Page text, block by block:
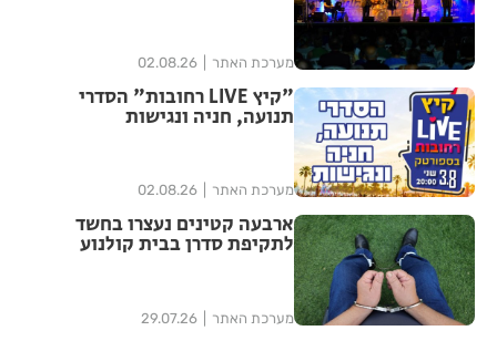
מערכת האתר 02.08.26
"קיץ LIVE רחובות" הסדרי
תנועה, חניה ונגישות
מערכת האתר 02.08.26
ארבעה קטינים נעצרו בחשד
לתקיפת סדרן בבית קולנוע
מערכת האתר 29.07.26